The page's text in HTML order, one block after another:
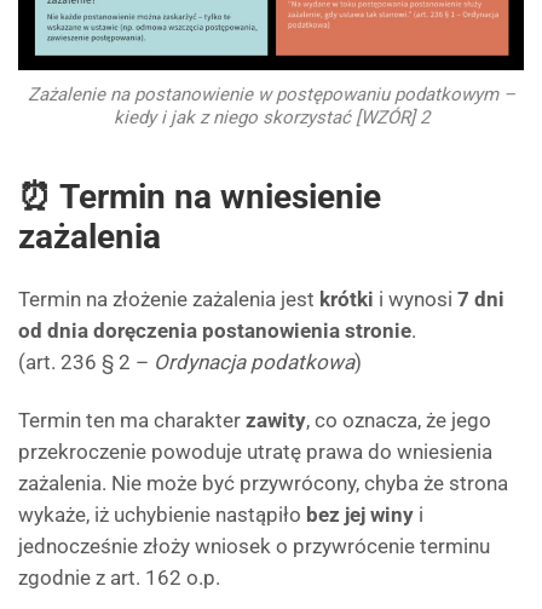
Zażalenie na postanowienie w postępowaniu podatkowym –
kiedy i jak z niego skorzystać [WZÓR] 2
⏰ Termin na wniesienie
zażalenia
Termin na złożenie zażalenia jest krótki i wynosi 7 dni
od dnia doręczenia postanowienia stronie.
(art. 236 § 2 – Ordynacja podatkowa)
Termin ten ma charakter zawity, co oznacza, że jego
przekroczenie powoduje utratę prawa do wniesienia
zażalenia. Nie może być przywrócony, chyba że strona
wykaże, iż uchybienie nastąpiło bez jej winy i
jednocześnie złoży wniosek o przywrócenie terminu
zgodnie z art. 162 o.p.